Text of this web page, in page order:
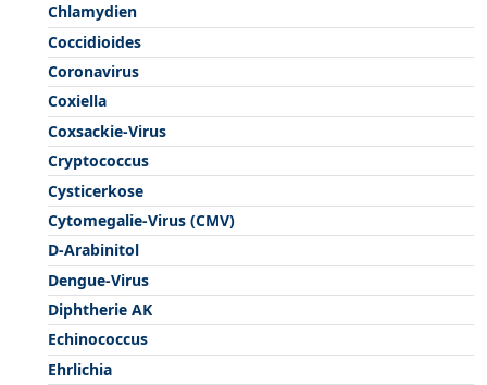
Chlamydien
Coccidioides
Coronavirus
Coxiella
Coxsackie-Virus
Cryptococcus
Cysticerkose
Cytomegalie-Virus (CMV)
D-Arabinitol
Dengue-Virus
Diphtherie AK
Echinococcus
Ehrlichia